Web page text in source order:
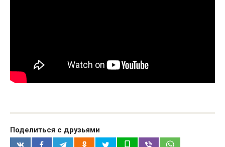
Поделиться с друзьями